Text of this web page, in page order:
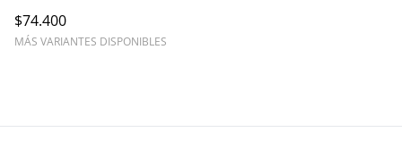
$74.400
MÁS VARIANTES DISPONIBLES